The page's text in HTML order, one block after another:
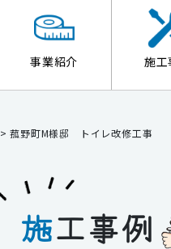
事業紹介 施工
>菰野町M様邸 トイレ改修工事
施工事例